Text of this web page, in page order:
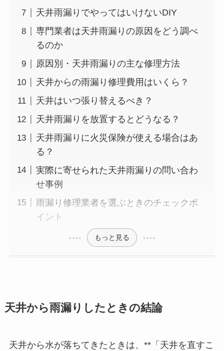
天井雨漏りでやってはいけないDIY
専門業者は天井雨漏りの原因をどう調べ
るのか
原因別・天井雨漏りの主な修理方法
天井からの雨漏り修理費用はいくら？
天井はいつ張り替えるべき？
天井雨漏りを放置するとどうなる？
天井雨漏りに火災保険が使える場合はあ
る？
実際に寄せられた天井雨漏りの問い合わ
せ事例
雨漏り修理業者を選ぶときのチェックポ
イント
もっと見る
天井から雨漏りしたときの結論
天井から水が落ちてきたときは、**「天井を直すこ